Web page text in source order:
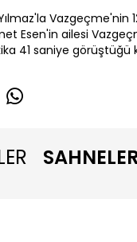
Vazgeçme'nin
Esen'in ailesi
41 saniye görüştüğü